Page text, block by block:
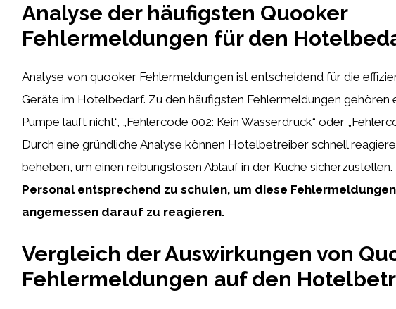
Analyse der häufigsten Quooker
Fehlermeldungen für den
Analyse von quooker Fehlermeldungen ist entscheidend für die
Geräte im Hotelbedarf. Zu den häufigsten Fehlermeldungen gehören
Pumpe läuft nicht“, „Fehlercode 002: Kein Wasserdruck“ oder
Durch eine gründliche Analyse können Hotelbetreiber schnell
beheben, um einen reibungslosen Ablauf in der Küche sicherzustellen.
Personal entsprechend zu schulen, um diese
angemessen darauf zu reagieren.
Vergleich der Auswirkungen von
Fehlermeldungen auf den